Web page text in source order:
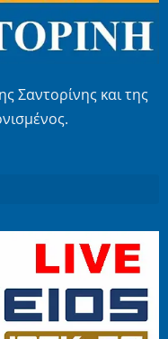
Σαντορίνης και της